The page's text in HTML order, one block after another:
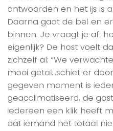
antwoorden en het ijs is
Daarna gaat de bel en
binnen. Je vraagt je af:
eigenlijk? De host voelt
zichzelf al: “We
mooi getal…schiet er
gegeven moment is
geacclimatiseerd, de
iedereen een klik heeft
dat iemand het totaal